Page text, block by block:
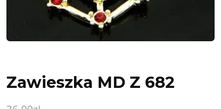
Zawieszka MD Z 682